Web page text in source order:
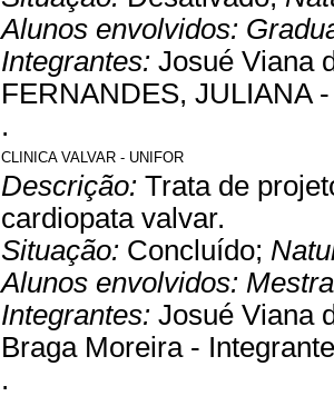
Alunos envolvidos:
Integrantes: Josué Viana
FERNANDES, JULIANA
.
CLINICA VALVAR - UNIFOR
Descrição: Trata de
cardiopata valvar.
Situação: Concluído;
Alunos envolvidos:
Integrantes: Josué Viana
Braga Moreira -
.